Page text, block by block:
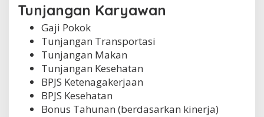
Tunjangan Karyawan
Gaji Pokok
Tunjangan Transportasi
Tunjangan Makan
Tunjangan Kesehatan
BPJS Ketenagakerjaan
BPJS Kesehatan
Bonus Tahunan (berdasarkan kinerja)